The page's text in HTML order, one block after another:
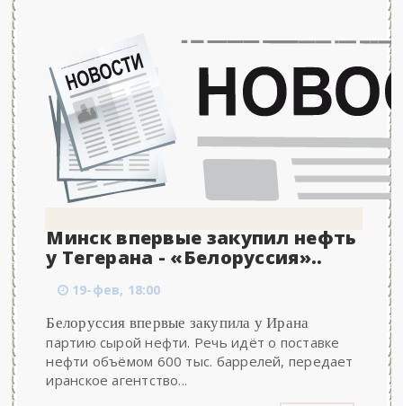
Минск впервые закупил нефть
у Тегерана - «Белоруссия»..
19-фев, 18:00
Белоруссия впервые закупила у Ирана
партию сырой нефти. Речь идёт о поставке
нефти объёмом 600 тыс. баррелей, передает
иранское агентство...